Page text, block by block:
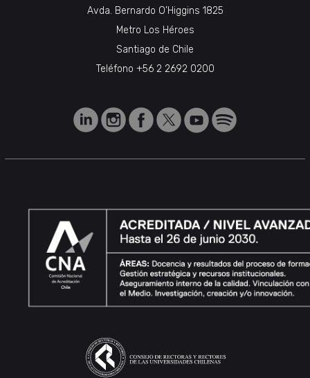
Avda. Bernardo O’Higgins 1825
Metro Los Héroes
Santiago de Chile
Teléfono +56 2 2692 0200